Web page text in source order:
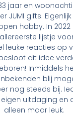
jaar en
JUMI gifts.
hobby. In
lijstje
leuke reacties op
dit idee
Inmiddels
blij
nog steeds bij.
eigen uitdaging en
alleen maar leuk.